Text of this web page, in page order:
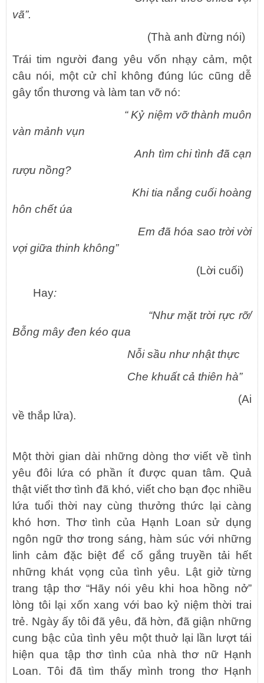
vã”.
(Thà anh đừng nói)
Trái tim người đang yêu vốn nhạy cảm, một
câu nói, một cử chỉ không đúng lúc cũng dễ
gây tổn thương và làm tan vỡ nó:
“ Kỷ niệm vỡ thành muôn
vàn mảnh vụn
Anh tìm chi tình đã cạn
rượu nồng?
Khi tia nắng cuối hoàng
hôn chết úa
Em đã hóa sao trời vời
vợi giữa thinh không”
(Lời cuối)
Hay:
“Như mặt trời rực rỡ/
Bỗng mây đen kéo qua
Nỗi sầu như nhật thực
Che khuất cả thiên hà”
(Ai
về thắp lửa).
Một thời gian dài những dòng thơ viết về tình
yêu đôi lứa có phần ít được quan tâm. Quả
thật viết thơ tình đã khó, viết cho bạn đọc nhiều
lứa tuổi thời nay cùng thưởng thức lại càng
khó hơn. Thơ tình của Hạnh Loan sử dụng
ngôn ngữ thơ trong sáng, hàm súc với những
linh cảm đặc biệt để cố gắng truyền tải hết
những khát vọng của tình yêu. Lật giở từng
trang tập thơ “Hãy nói yêu khi hoa hồng nở”
lòng tôi lại xốn xang với bao kỷ niệm thời trai
trẻ. Ngày ấy tôi đã yêu, đã hờn, đã giận những
cung bậc của tình yêu một thuở lại lần lượt tái
hiện qua tập thơ tình của nhà thơ nữ Hạnh
Loan. Tôi đã tìm thấy mình trong thơ Hạnh